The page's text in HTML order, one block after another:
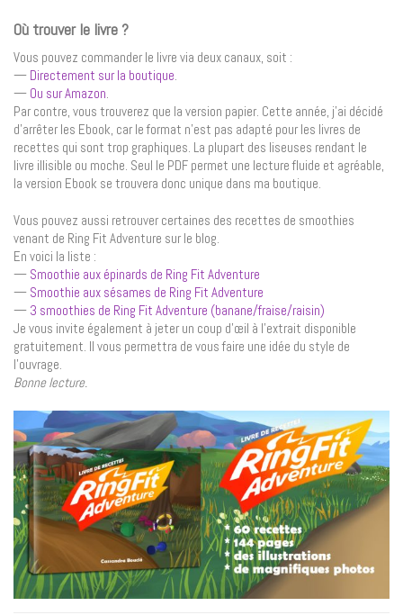
Où trouver le livre ?
Vous pouvez commander le livre via deux canaux, soit :
— Directement sur la boutique
— Ou sur Amazon
Par contre, vous trouverez que la version papier. Cette année, j’ai décidé
d’arrêter les Ebook, car le format n’est pas adapté pour les livres de
recettes qui sont trop graphiques. La plupart des liseuses rendant le
livre illisible ou moche. Seul le PDF permet une lecture fluide et agréable,
la version Ebook se trouvera donc unique dans ma boutique.
Vous pouvez aussi retrouver certaines des recettes de smoothies
venant de Ring Fit Adventure sur le blog.
En voici la liste :
— Smoothie aux épinards de Ring Fit Adventure
— Smoothie aux sésames de Ring Fit Adventure
— 3 smoothies de Ring Fit Adventure (banane/fraise/raisin)
Je vous invite également à jeter un coup d’œil à l’extrait disponible
gratuitement. Il vous permettra de vous faire une idée du style de
l’ouvrage.
Bonne lecture.